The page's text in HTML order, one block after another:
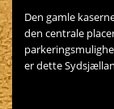
Den gamle
den centrale
er dette